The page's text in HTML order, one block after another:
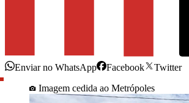
Enviar no WhatsApp Facebook
Twitter
Imagem cedida ao Metrópoles